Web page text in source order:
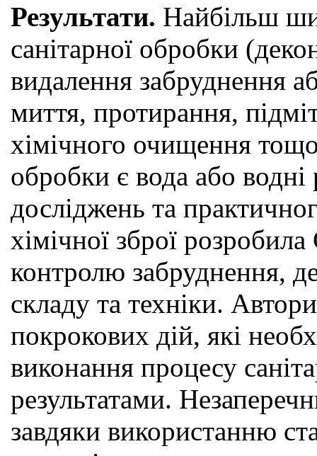
Результати. Найбільш
санітарної обробки
видалення забруднення
миття, протирання,
хімічного очищення
обробки є вода або
досліджень та
хімічної зброї
контролю забруднення,
складу та техніки.
покрокових дій, які
виконання процесу
результатами.
завдяки використанню